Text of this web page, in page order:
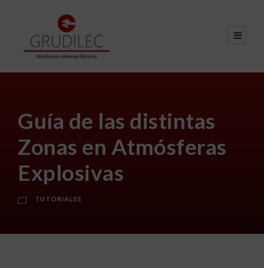
Guía de las distintas
Zonas en Atmósferas
Explosivas
TUTORIALES